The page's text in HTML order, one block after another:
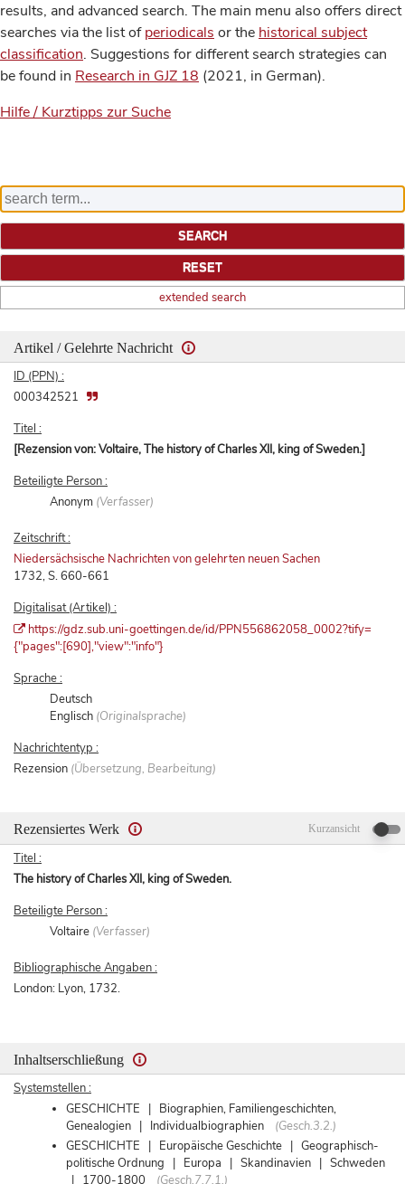
results, and advanced search. The main menu also offers direct
searches via the list ofperiodicals or the historical subject
classification. Suggestions for different search strategies can
be found in Research in GJZ 18 (2021, in German).
Hilfe / Kurztipps zur Suche
extended search
Artikel / Gelehrte Nachricht
ID (PPN) :
000342521
Titel :
[Rezension von: Voltaire, The history of Charles XII, king of Sweden.]
Beteiligte Person :
Anonym (Verfasser)
Zeitschrift :
Niedersächsische Nachrichten von gelehrten neuen Sachen
1732, S. 660-661
Digitalisat (Artikel) :
https://gdz.sub.uni-goettingen.de/id/PPN556862058_0002?tify=
{"pages":[690],"view":"info"}
Sprache :
Deutsch
Englisch (Originalsprache)
Nachrichtentyp :
Rezension (Übersetzung, Bearbeitung)
Rezensiertes Werk Kurzansicht
Titel :
The history of Charles XII, king of Sweden.
Beteiligte Person :
Voltaire (Verfasser)
Bibliographische Angaben :
London: Lyon, 1732.
Inhaltserschließung
Systemstellen :
GESCHICHTE | Biographien, Familiengeschichten,
Genealogien | Individualbiographien
(Gesch.3.2.)
GESCHICHTE | Europäische Geschichte | Geographisch-
politische Ordnung | Europa | Skandinavien | Schweden
| 1700-1800
(Gesch.7.7.1.)